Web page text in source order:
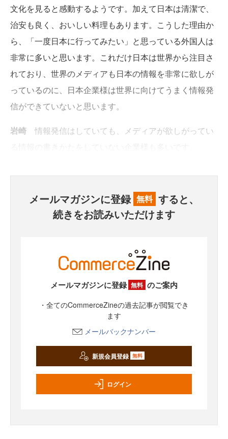
文化を見ると感動するようです。加えて日本は清潔で、
治安も良く、おいしい料理もあります。こうした理由か
ら、「一度日本に行ってみたい」と思っている外国人は
非常に多いと思います。これだけ日本は世界から注目さ
れており、世界のメディアも日本の情報を非常に欲しが
っているのに、日本企業様は世界に向けてうまく情報発
信ができていないと思います。
岩崎 情報発信はしていても、メディアが欲しがってい
メールマガジンに登録 無料 すると、
続きをお読みいただけます
メールマガジンに登録 無料 のご案内
・全てのCommerceZineの過去記事が閲覧でき
ます
メールバックナンバー
新規会員登録 無料
ログイン